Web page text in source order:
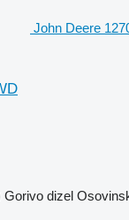
John Deere
Gorivo dizel